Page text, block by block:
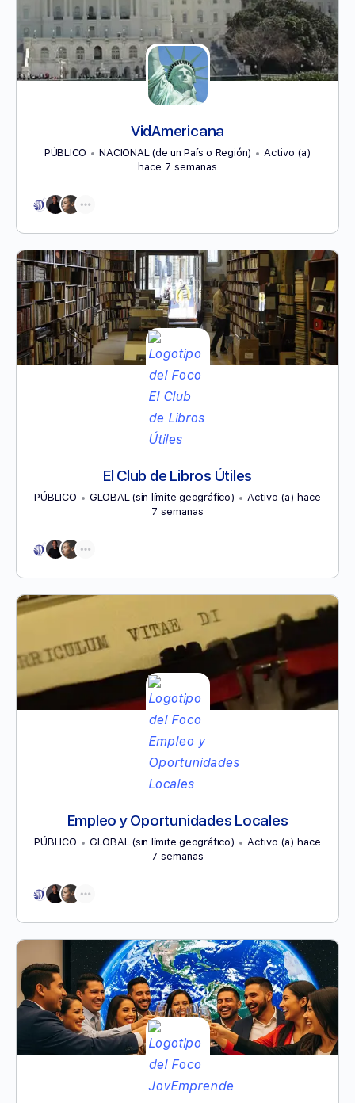
VidAmericana
PÚBLICO NACIONAL (de un País o Región)
Activo (a)
hace 7 semanas
El Club de Libros Útiles
PÚBLICO GLOBAL (sin límite geográfico)
Activo (a) hace
7 semanas
Empleo y Oportunidades Locales
PÚBLICO GLOBAL (sin límite geográfico)
Activo (a) hace
7 semanas